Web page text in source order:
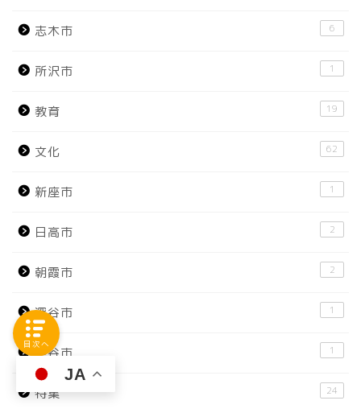
志木市 6
所沢市 1
教育 19
文化 62
新座市 1
日高市 2
朝霞市 2
深谷市 1
熊谷市 1
特集 24
JA
目次へ